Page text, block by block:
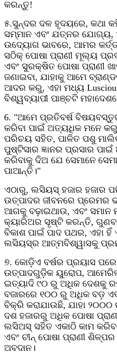
କରନ୍ତୁ!
୫.ସୁନ୍ଦର ଦଳ ହୃଦୟରେ, କଥା
ସମ୍ମାନ ଏବଂ ଯତ୍ନର ଯୋଗ୍ୟ,
ଉଦ୍ୟୋଗ ଭାବରେ, ଆମର
ସଠିକ୍ ପୋଷା ପ୍ରାଣୀ ମୂଲ୍ୟ
ଏବଂ ସୁରକ୍ଷିତ ପୋଷା ପ୍ରାଣୀ
ଜଣାଇବା, ଯାହାକୁ ଆମେ
ଆଦର କରୁ, ଏହା ମଧ୍ୟ
ବିଶ୍ୱବ୍ୟାପୀ ପାଞ୍ଚଟି
6. "ଆମେ ପ୍ରତିବର୍ଷ
କରିବା ପାଇଁ ଅତ୍ୟଧିକ ମନେ
ପରିଚୟ ସହିତ, ପାଳିତ ପଶୁ
ପୁଷ୍ଟିସାର ଜ୍ଞାନର ପ୍ରସାର
କରିବାକୁ ଦିଅ ଯେ ସେମାନେ
ପାଆନ୍ତି।"
ଏଠାରୁ, ଲସିୟସ୍ ହଜାର ହଜାର
ଉତ୍ପାଦର ଜୀବନରେ ପ୍ରେମର
ଆଗକୁ ବଢ଼ାଇଥାଉ, ଏବଂ
କ୍ୟାରିଅର ସୃଷ୍ଟି କରନ୍ତି,
ବିକାଶ ପାଇଁ ପାଦ ପଥର, ଏହା ହିଁ
ଲସିୟସ୍‌ର ଆତ୍ମବିଶ୍ୱାସକୁ
୭. କୋଡ଼ିଏ ବର୍ଷର ପ୍ରୟାସ
ଉତ୍ପାଦଗୁଡ଼ିକ ୟୁରୋପ,
ଇତ୍ୟାଦି ୯୦ ରୁ ଅଧିକ ଦେଶକୁ
ବଜାରରେ ୧୦୦ ରୁ ଅଧିକ ବଡ଼
ବିକ୍ରି କରାଯାଉଛି, ଯାହା
ଦଶ ହଜାରରୁ ଅଧିକ ପୋଷା
ଲସିଅସ୍ ସହିତ ଏକାଠି କାମ
ଏବଂ ଚୀନ୍ ପୋଷା ପ୍ରାଣୀ
ଅବଦାନ।